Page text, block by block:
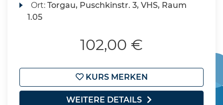
Ort:Torgau, Puschkinstr. 3, VHS, Raum
1.05
102,00 €
KURS MERKEN
WEITERE DETAILS